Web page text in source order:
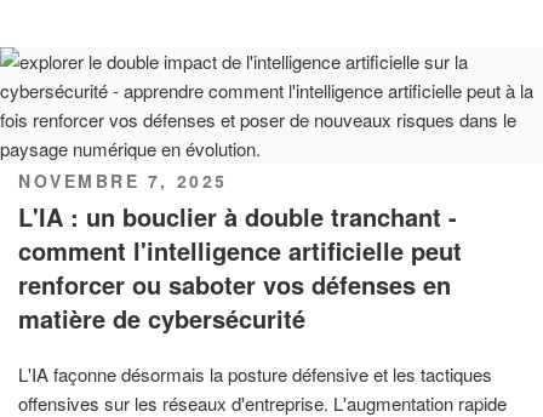
PUBLIÉ
LE
NOVEMBRE 7, 2025
L'IA : un bouclier à double tranchant -
comment l'intelligence artificielle peut
renforcer ou saboter vos défenses en
matière de cybersécurité
L'IA façonne désormais la posture défensive et les tactiques
offensives sur les réseaux d'entreprise. L'augmentation rapide